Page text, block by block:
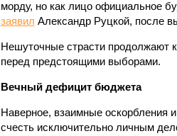
морду, но как лицо официальное
заявил Александр Руцкой, после
Нешуточные страсти продолжают
перед предстоящими выборами.
Вечный дефицит бюджета
Наверное, взаимные оскорбления
счесть исключительно личным